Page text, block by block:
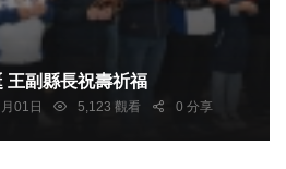
王副縣長祝壽祈福
01日 5,123 觀看 0 分享